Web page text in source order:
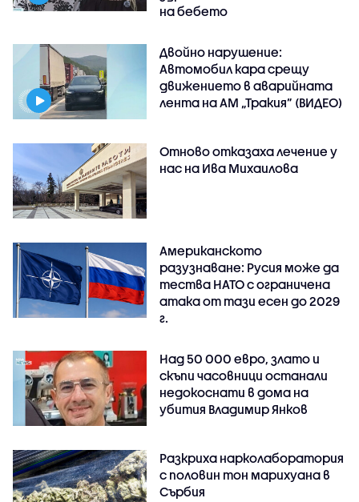
на бебето
Двойно нарушение:
Автомобил кара срещу
движението в аварийната
лента на АМ „Тракия” (ВИДЕО)
Отново отказаха лечение у
нас на Ива Михаилова
Американското
разузнаване: Русия може да
тества НАТО с ограничена
атака от тази есен до 2029
г.
Над 50 000 евро, злато и
скъпи часовници останали
недокоснати в дома на
убития Владимир Янков
Разкриха нарколаборатория
с половин тон марихуана в
Сърбия